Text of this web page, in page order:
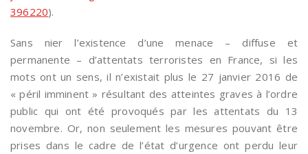
396220).
Sans nier l’existence d’une menace – diffuse et
permanente – d’attentats terroristes en France, si les
mots ont un sens, il n’existait plus le 27 janvier 2016 de
« péril imminent » résultant des atteintes graves à l’ordre
public qui ont été provoqués par les attentats du 13
novembre. Or, non seulement les mesures pouvant être
prises dans le cadre de l’état d’urgence ont perdu leur